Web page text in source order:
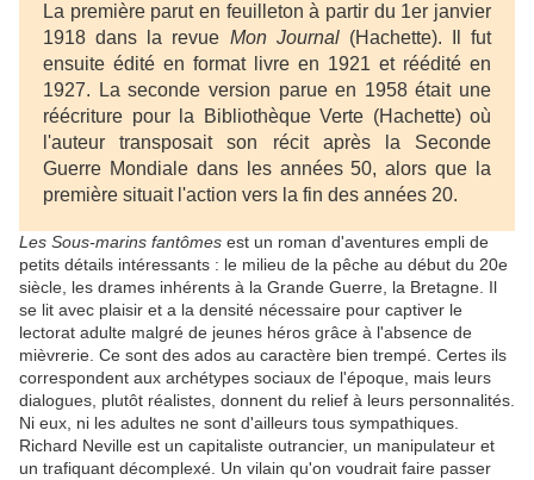
La première parut en feuilleton à partir du 1er janvier
1918 dans la revue Mon Journal(Hachette). Il fut
ensuite édité en format livre en 1921 et réédité en
1927. La seconde version parue en 1958 était une
réécriture pour la Bibliothèque Verte (Hachette) où
l'auteur transposait son récit après la Seconde
Guerre Mondiale dans les années 50, alors que la
première situait l'action vers la fin des années 20.
Les Sous-marins fantômes est un roman d'aventures empli de
petits détails intéressants : le milieu de la pêche au début du 20e
siècle, les drames inhérents à la Grande Guerre, la Bretagne. Il
se lit avec plaisir et a la densité nécessaire pour captiver le
lectorat adulte malgré de jeunes héros grâce à l'absence de
mièvrerie. Ce sont des ados au caractère bien trempé. Certes ils
correspondent aux archétypes sociaux de l'époque, mais leurs
dialogues, plutôt réalistes, donnent du relief à leurs personnalités.
Ni eux, ni les adultes ne sont d'ailleurs tous sympathiques.
Richard Neville est un capitaliste outrancier, un manipulateur et
un trafiquant décomplexé. Un vilain qu'on voudrait faire passer